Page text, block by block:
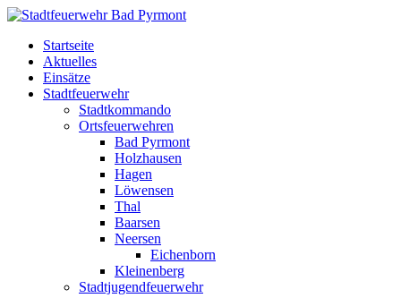
Startseite
Aktuelles
Einsätze
Stadtfeuerwehr
Stadtkommando
Ortsfeuerwehren
Bad Pyrmont
Holzhausen
Hagen
Löwensen
Thal
Baarsen
Neersen
Eichenborn
Kleinenberg
Stadtjugendfeuerwehr